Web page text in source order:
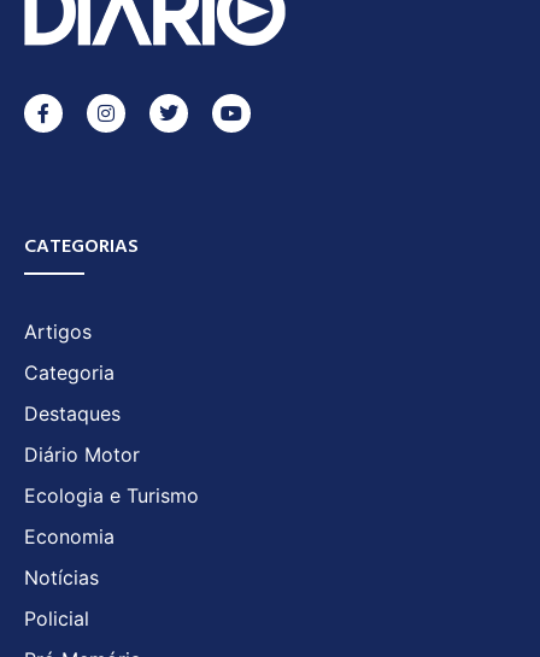
CATEGORIAS
Artigos
Categoria
Destaques
Diário Motor
Ecologia e Turismo
Economia
Notícias
Policial